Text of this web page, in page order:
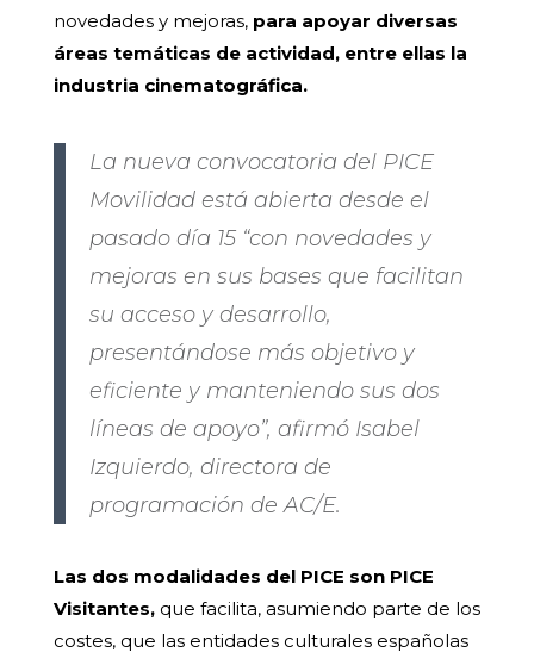
novedades y mejoras, para apoyar diversas
áreas temáticas de actividad, entre ellas la
industria cinematográfica.
La nueva convocatoria del PICE
Movilidad está abierta desde el
pasado día 15 “con novedades y
mejoras en sus bases que facilitan
su acceso y desarrollo,
presentándose más objetivo y
eficiente y manteniendo sus dos
líneas de apoyo”, afirmó Isabel
Izquierdo, directora de
programación de AC/E.
Las dos modalidades del PICE son PICE
Visitantes,que facilita, asumiendo parte de los
costes, que las entidades culturales españolas